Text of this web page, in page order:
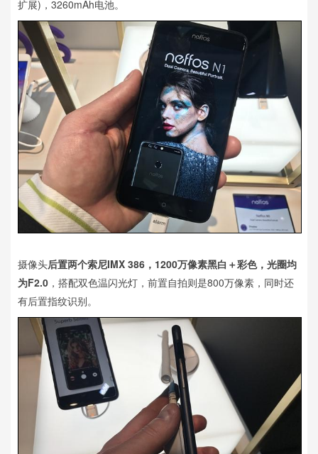
扩展)，3260mAh电池。
摄像头后置两个索尼IMX 386，1200万像素黑白＋彩色，光圈均
为F2.0 ，搭配双色温闪光灯，前置自拍则是800万像素，同时还
有后置指纹识别。